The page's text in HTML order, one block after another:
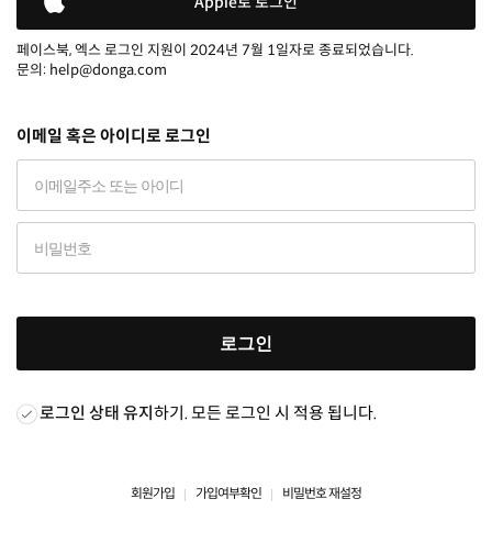
페이스북, 엑스 로그인 지원이 2024년 7월 1일자로 종료되었습니다.
문의: help@donga.com
이메일 혹은 아이디로 로그인
로그인
로그인 상태 유지하기. 모든 로그인 시 적용 됩니다.
회원가입 가입여부확인 비밀번호 재설정